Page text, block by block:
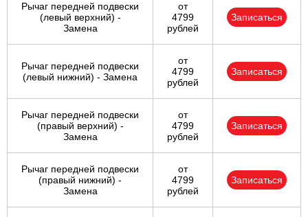
Рычаг передней подвески
(левый верхний) -
Замена
от
4799
рублей
Записаться
Рычаг передней подвески
(левый нижний) - Замена
от
4799
рублей
Записаться
Рычаг передней подвески
(правый верхний) -
Замена
от
4799
рублей
Записаться
Рычаг передней подвески
(правый нижний) -
Замена
от
4799
рублей
Записаться